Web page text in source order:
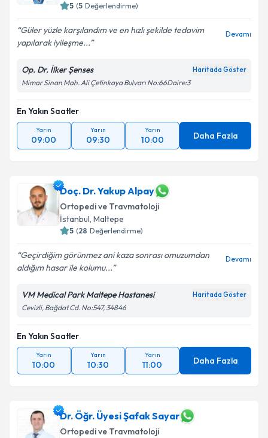
5 (5 Değerlendirme)
Güler yüzle karşılandım ve en hızlı şekilde tedavim
yapılarak iyileşme...
Devamı
Op. Dr. İlker Şenses Haritada Göster
Mimar Sinan Mah. Ali Çetinkaya Bulvarı No:66Daire:3
En Yakın Saatler
Yarın
09:00
Yarın
09:30
Yarın
10:00 Daha Fazla
Doç. Dr. Yakup Alpay
Ortopedi ve Travmatoloji
İstanbul, Maltepe
5 (28 Değerlendirme)
Geçirdiğim görünmez ani kaza sonrası omuzumdan
aldığım hasar ile kolumu...
Devamı
VM Medical Park Maltepe Hastanesi Haritada Göster
Cevizli, Bağdat Cd. No:547, 34846
En Yakın Saatler
Yarın
10:00
Yarın
10:30
Yarın
11:00 Daha Fazla
Dr. Öğr. Üyesi Şafak Sayar
Ortopedi ve Travmatoloji